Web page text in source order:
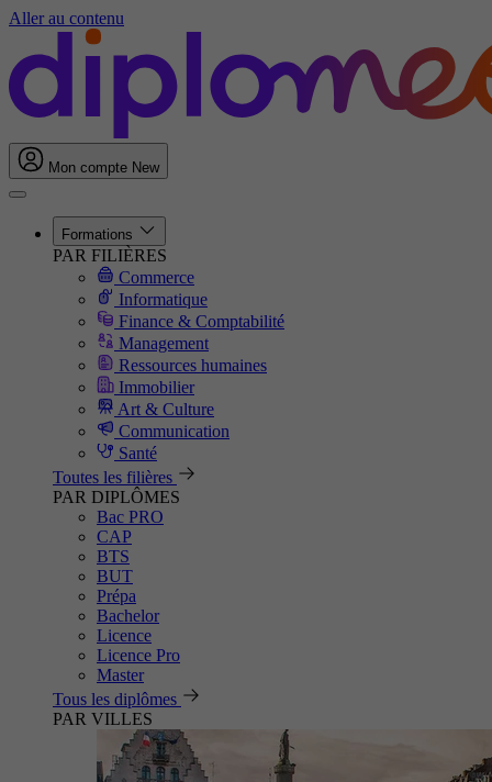
Aller au contenu
Mon compte New
Formations
PAR FILIÈRES
Commerce
Informatique
Finance & Comptabilité
Management
Ressources humaines
Immobilier
Art & Culture
Communication
Santé
Toutes les filières
PAR DIPLÔMES
Bac PRO
CAP
BTS
BUT
Prépa
Bachelor
Licence
Licence Pro
Master
Tous les diplômes
PAR VILLES